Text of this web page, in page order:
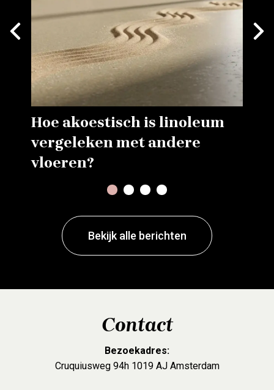
Hoe akoestisch is linoleum
vergeleken met andere
vloeren?
Next
Bekijk alle berichten
Contact
Bezoekadres:
Cruquiusweg 94h 1019 AJ Amsterdam